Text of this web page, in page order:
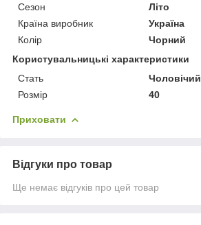
Сезон
Літо
Країна виробник
Україна
Колір
Чорний
Користувальницькі характеристики
Стать
Чоловічий
Розмір
40
Приховати
Відгуки про товар
Ще немає відгуків про цей товар